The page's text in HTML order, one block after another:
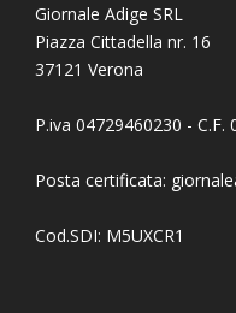
Giornale Adige SRL
Piazza Cittadella nr. 16
37121 Verona
P.iva 04729460230 - C.F.
Posta certificata:
Cod.SDI: M5UXCR1